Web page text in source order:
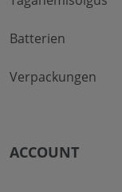
Batterien
Verpackungen
ACCOUNT